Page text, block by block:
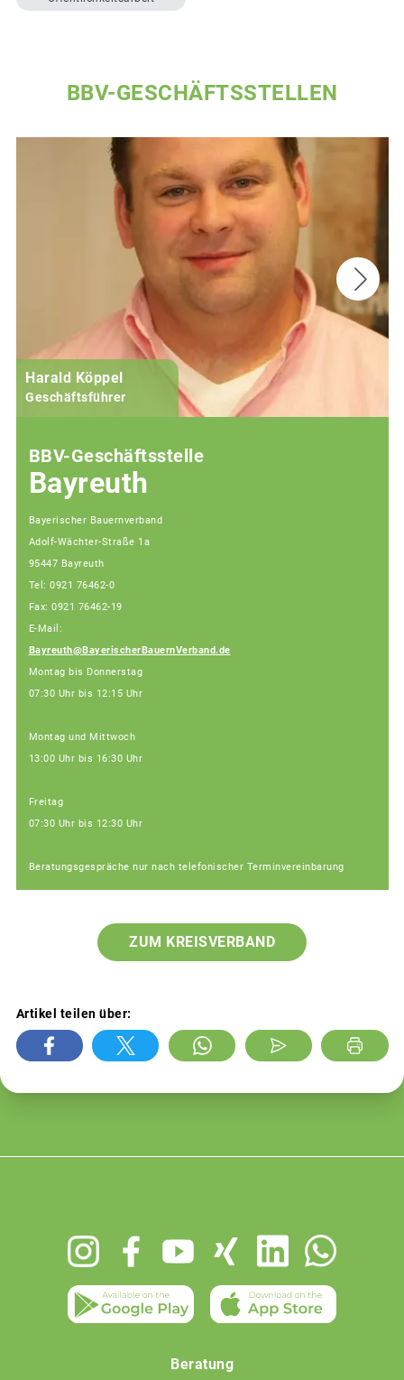
BBV-GESCHÄFTSSTELLEN
Harald Köppel
Geschäftsführer
BBV-Geschäftsstelle
Bayreuth
Bayerischer Bauernverband
Adolf-Wächter-Straße 1a
95447 Bayreuth
Tel: 0921 76462-0
Fax: 0921 76462-19
E-Mail:
Bayreuth@BayerischerBauernVerband.de
Montag bis Donnerstag
07:30 Uhr bis 12:15 Uhr
Montag und Mittwoch
13:00 Uhr bis 16:30 Uhr
Freitag
07:30 Uhr bis 12:30 Uhr
Beratungsgespräche nur nach telefonischer Terminvereinbarung
ZUM KREISVERBAND
Artikel teilen über:
Beratung